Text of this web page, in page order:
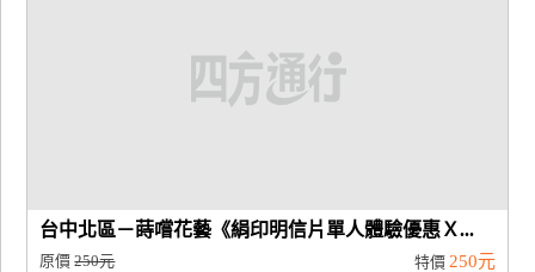
台中北區－蒔嚐花藝《絹印明信片單人體驗優惠Ｘ...
原價250元 特價 250元